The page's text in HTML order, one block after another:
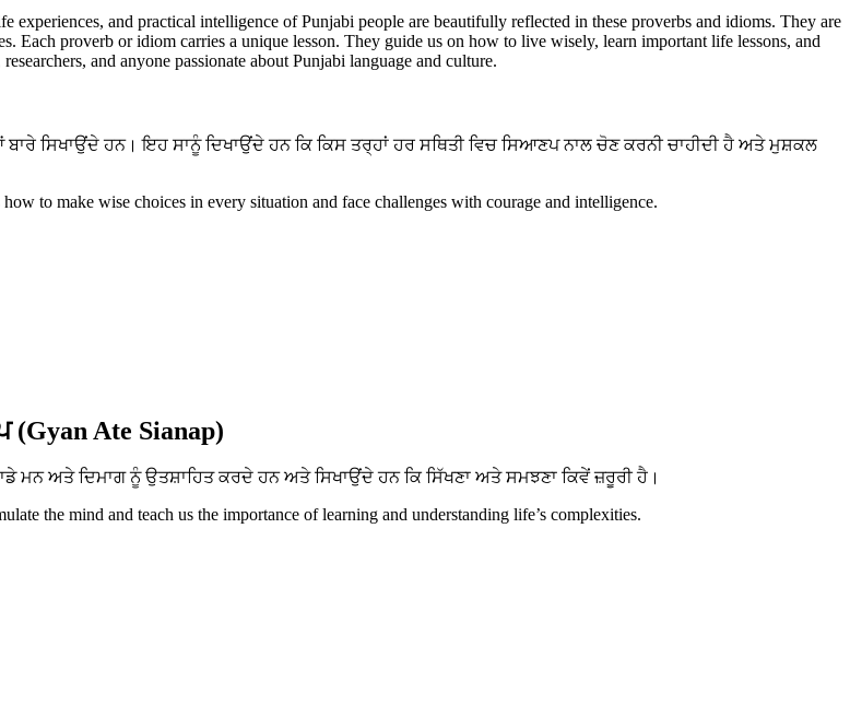
and practical intelligence of Punjabi people are beautifully reflected in these proverbs and idioms. They are
Each proverb or idiom carries a unique lesson. They guide us on how to live wisely, learn important life lessons, and
and anyone passionate about Punjabi language and culture.
ਹਨ। ਇਹ ਸਾਨੂੰ ਦਿਖਾਉਂਦੇ ਹਨ ਕਿ ਕਿਸ ਤਰ੍ਹਾਂ ਹਰ ਸਥਿਤੀ ਵਿਚ ਸਿਆਣਪ ਨਾਲ ਚੋਣ ਕਰਨੀ ਚਾਹੀਦੀ ਹੈ ਅਤੇ ਮੁਸ਼ਕਲ
to make wise choices in every situation and face challenges with courage and intelligence.
Ate Sianap)
ਅਤੇ ਦਿਮਾਗ ਨੂੰ ਉਤਸ਼ਾਹਿਤ ਕਰਦੇ ਹਨ ਅਤੇ ਸਿਖਾਉਂਦੇ ਹਨ ਕਿ ਸਿੱਖਣਾ ਅਤੇ ਸਮਝਣਾ ਕਿਵੇਂ ਜ਼ਰੂਰੀ ਹੈ।
the mind and teach us the importance of learning and understanding life’s complexities.